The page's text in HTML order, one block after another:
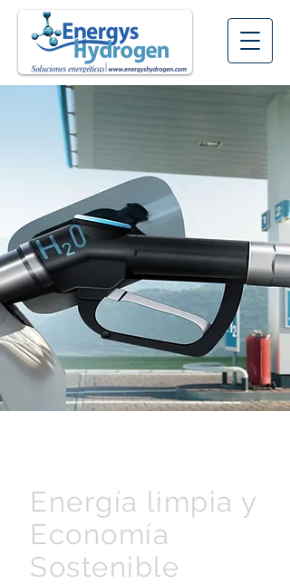
Energía limpia y
Economía
Sostenible